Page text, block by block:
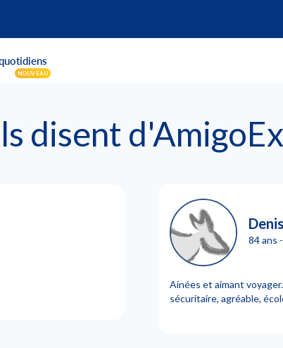
NOUVEAU
disent
84 ans
Ainées et aimant
sécuritaire, agréable,